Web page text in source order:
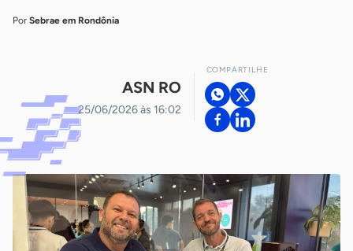
Por Sebrae em Rondônia
ASN RO
25/06/2026 às 16:02
COMPARTILHE